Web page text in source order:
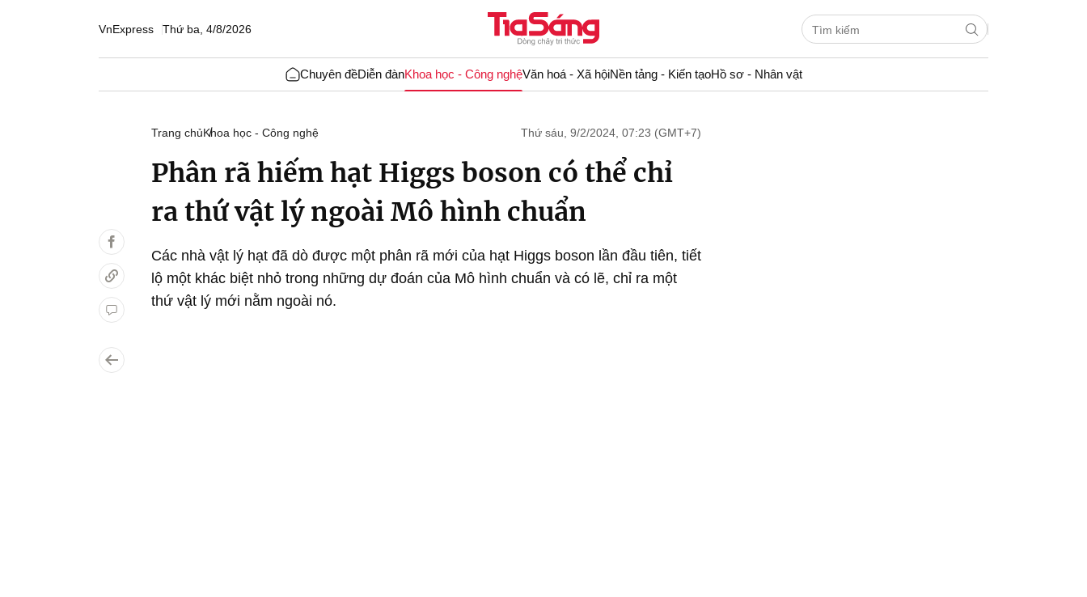
VnExpress Thứ ba, 4/8/2026
Chuyên đềDiễn đànKhoa học - Công nghệVăn hoá - Xã hộiNền tảng - Kiến tạoHồ sơ - Nhân vật
Trang chủKhoa học - Công nghệ Thứ sáu, 9/2/2024, 07:23 (GMT+7)
Phân rã hiếm hạt Higgs boson có thể chỉ
ra thứ vật lý ngoài Mô hình chuẩn
Các nhà vật lý hạt đã dò được một phân rã mới của hạt Higgs boson lần đầu tiên, tiết
lộ một khác biệt nhỏ trong những dự đoán của Mô hình chuẩn và có lẽ, chỉ ra một
thứ vật lý mới nằm ngoài nó.